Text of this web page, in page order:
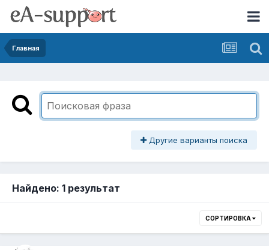
Главная
Другие варианты поиска
Найдено: 1 результат
СОРТИРОВКА